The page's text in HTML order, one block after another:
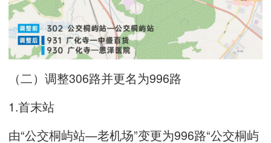
（二）调整306路并更名为996路
1.首末站
由“公交桐屿站—老机场”变更为996路“公交桐屿